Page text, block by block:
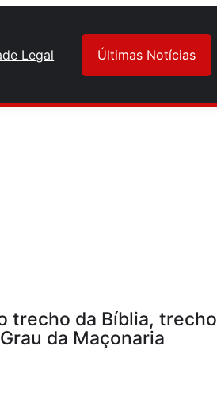
Legal Últimas Notícias
trecho da Bíblia, trecho
da Maçonaria